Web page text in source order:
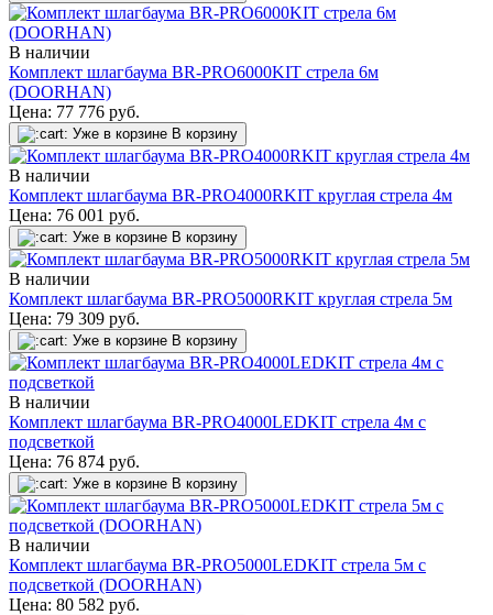
В наличии
Комплект шлагбаума BR-PRO6000KIT стрела 6м
(DOORHAN)
Цена: 77 776 руб.
Уже в корзине В корзину
В наличии
Комплект шлагбаума BR-PRO4000RKIT круглая стрела 4м
Цена: 76 001 руб.
Уже в корзине В корзину
В наличии
Комплект шлагбаума BR-PRO5000RKIT круглая стрела 5м
Цена: 79 309 руб.
Уже в корзине В корзину
В наличии
Комплект шлагбаума BR-PRO4000LEDKIT стрела 4м с
подсветкой
Цена: 76 874 руб.
Уже в корзине В корзину
В наличии
Комплект шлагбаума BR-PRO5000LEDKIT стрела 5м с
подсветкой (DOORHAN)
Цена: 80 582 руб.